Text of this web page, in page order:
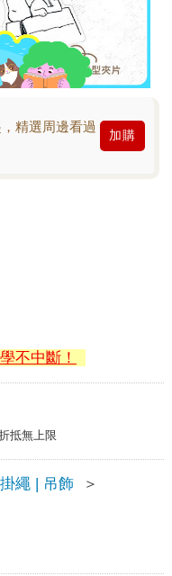
精選周邊看過
加購
不中斷！
抵無上限
繩 | 吊飾
＞